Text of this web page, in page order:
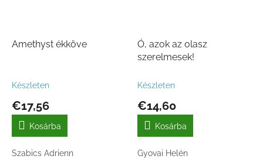
Amethyst ékköve
Készleten
€17,56
Kosárba
Szabics Adrienn
Ó, azok az olasz
szerelmesek!
Készleten
€14,60
Kosárba
Gyovai Helén